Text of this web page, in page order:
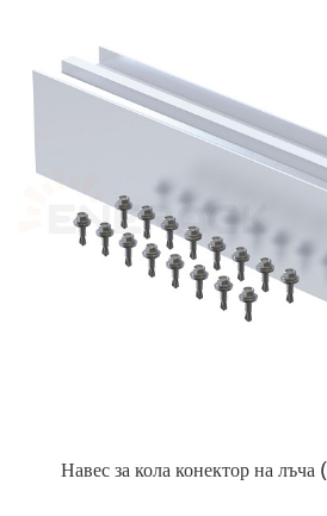
Навес за кола конектор на лъча (